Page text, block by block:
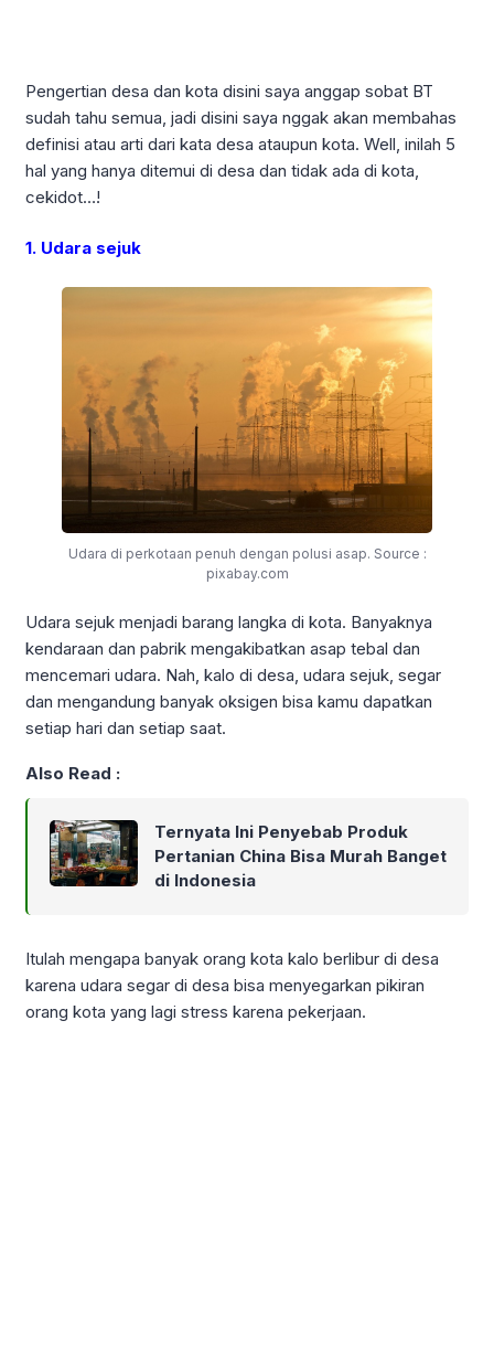
Pengertian desa dan kota disini saya anggap sobat BT
sudah tahu semua, jadi disini saya nggak akan membahas
definisi atau arti dari kata desa ataupun kota. Well, inilah 5
hal yang hanya ditemui di desa dan tidak ada di kota,
cekidot…!
1. Udara sejuk
Udara di perkotaan penuh dengan polusi asap. Source :
pixabay.com
Udara sejuk menjadi barang langka di kota. Banyaknya
kendaraan dan pabrik mengakibatkan asap tebal dan
mencemari udara. Nah, kalo di desa, udara sejuk, segar
dan mengandung banyak oksigen bisa kamu dapatkan
setiap hari dan setiap saat.
Also Read :
Ternyata Ini Penyebab Produk
Pertanian China Bisa Murah Banget
di Indonesia
Itulah mengapa banyak orang kota kalo berlibur di desa
karena udara segar di desa bisa menyegarkan pikiran
orang kota yang lagi stress karena pekerjaan.